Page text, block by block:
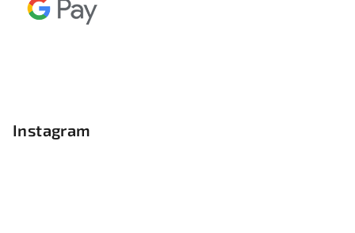
Instagram